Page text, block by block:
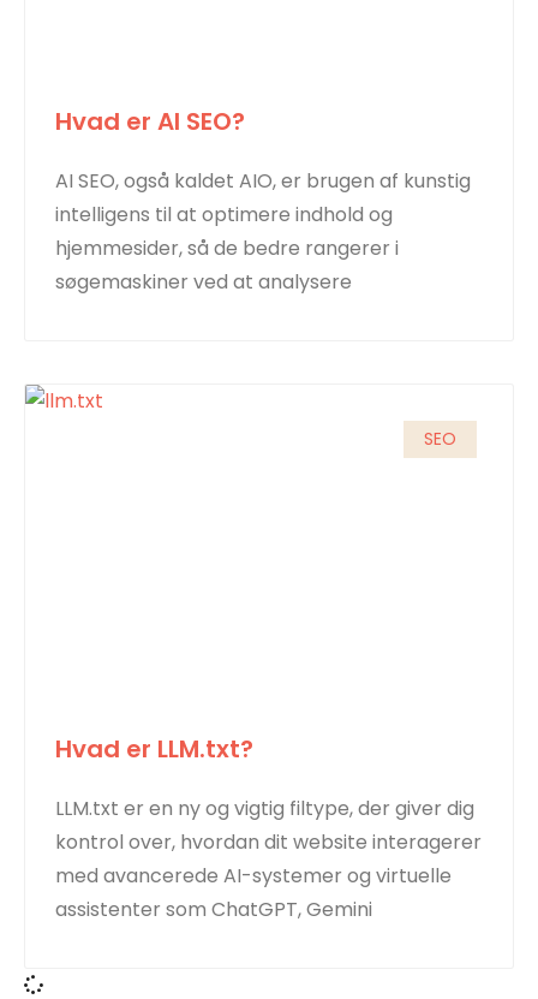
Hvad er AI SEO?
AI SEO, også kaldet AIO, er brugen af kunstig
intelligens til at optimere indhold og
hjemmesider, så de bedre rangerer i
søgemaskiner ved at analysere
SEO
Hvad er LLM.txt?
LLM.txt er en ny og vigtig filtype, der giver dig
kontrol over, hvordan dit website interagerer
med avancerede AI-systemer og virtuelle
assistenter som ChatGPT, Gemini